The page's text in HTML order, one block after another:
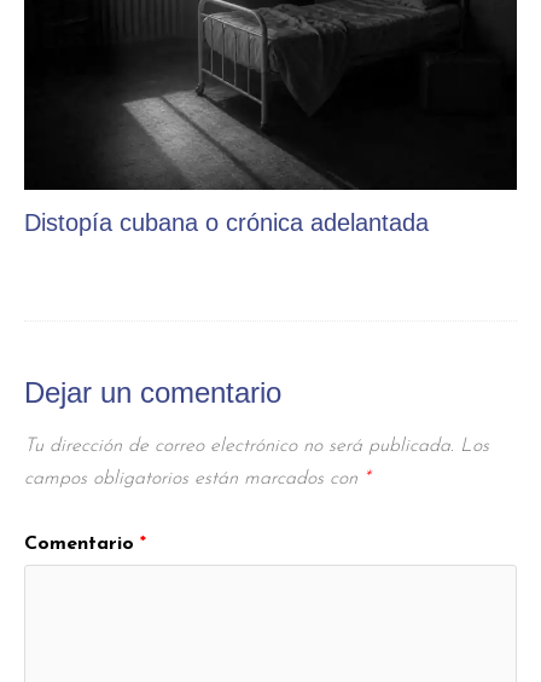
Distopía cubana o crónica adelantada
Dejar un comentario
Tu dirección de correo electrónico no será publicada. Los
campos obligatorios están marcados con *
Comentario *